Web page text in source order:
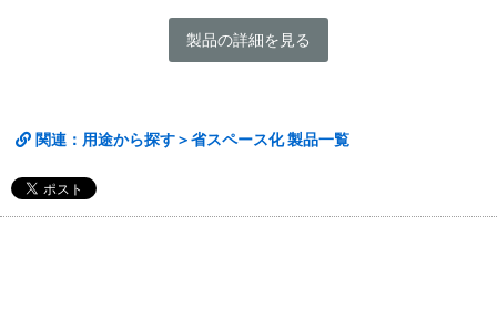
製品の詳細を見る
関連：用途から探す＞省スペース化 製品一覧